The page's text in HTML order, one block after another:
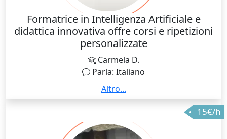
Formatrice in Intelligenza Artificiale e
didattica innovativa offre corsi e ripetizioni
personalizzate
Carmela D.
Parla: Italiano
Sono una formatorice nel settore dell'Intelligenza
Artificiale, della didattica innovativa e della
cybersecurity, con esperienza nell'uso pratico di
strumenti come ChatGPT, Gemini, Copilot, Claude e
altre soluzioni di IA applicate al lavoro e alla
Altro...
15€/h